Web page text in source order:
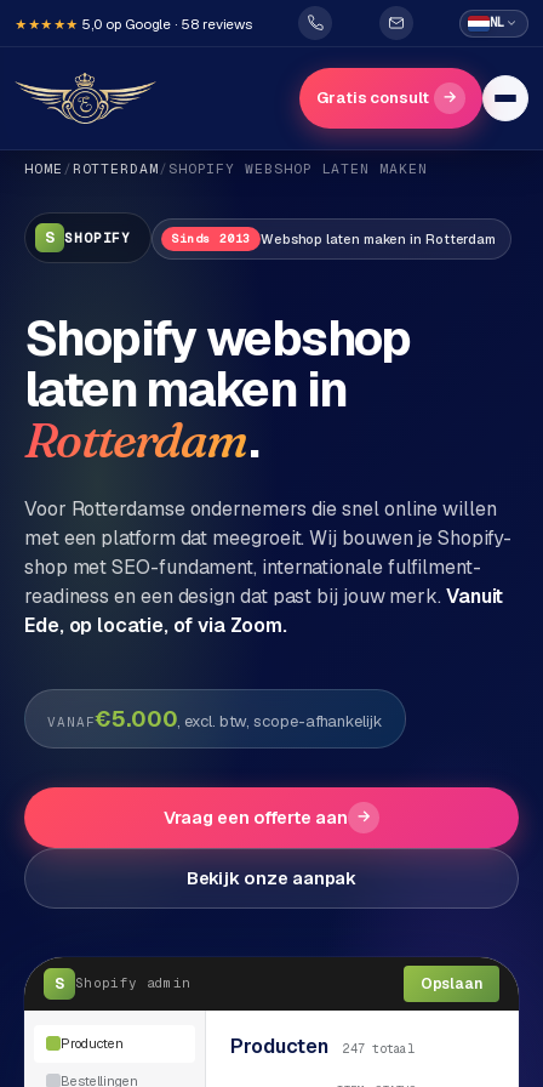
★★★★★ 5,0 op Google · 58 reviews NL
Gratis consult →
H
o
m
e
Diensten
Alle
diensten
→
WEBSHOPS
M
a
e
b
s
P
o
f
o
W
r
k
g
e
HOME / ROTTERDAM / SHOPIFY WEBSHOP LATEN MAKEN
S SHOPIFY Sinds 2013 Webshop laten maken in Rotterdam
Shopify webshop
laten maken in
Rotterdam.
Voor Rotterdamse ondernemers die snel online willen
met een platform dat meegroeit. Wij bouwen je Shopify-
shop met SEO-fundament, internationale fulfilment-
readiness en een design dat past bij jouw merk. Vanuit
Ede, op locatie, of via Zoom.
VANAF€5.000, excl. btw, scope-afhankelijk
Vraag een offerte aan →
Bekijk onze aanpak
S Shopify admin Opslaan
Producten
Bestellingen
Producten 247 totaal